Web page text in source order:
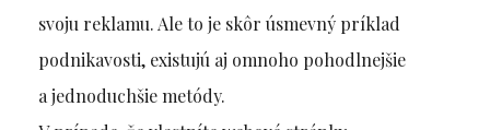
svoju reklamu. Ale to je skôr úsmevný príklad
podnikavosti, existujú aj omnoho pohodlnejšie
a jednoduchšie metódy.